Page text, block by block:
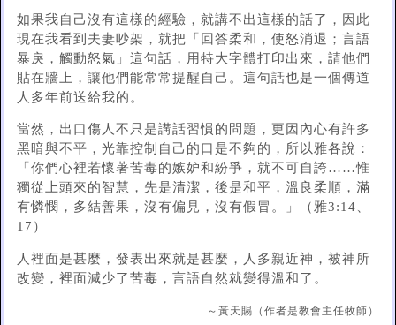
如果我自己沒有這樣的經驗，就講不出這樣的話了，因此
現在我看到夫妻吵架，就把「回答柔和，使怒消退；言語
暴戾，觸動怒氣」這句話，用特大字體打印出來，請他們
貼在牆上，讓他們能常常提醒自己。這句話也是一個傳道
人多年前送給我的。
當然，出口傷人不只是講話習慣的問題，更因內心有許多
黑暗與不平，光靠控制自己的口是不夠的，所以雅各說：
「你們心裡若懷著苦毒的嫉妒和紛爭，就不可自誇……惟
獨從上頭來的智慧，先是清潔，後是和平，溫良柔順，滿
有憐憫，多結善果，沒有偏見，沒有假冒。」（雅3:14、
17）
人裡面是甚麼，發表出來就是甚麼，人多親近神，被神所
改變，裡面減少了苦毒，言語自然就變得溫和了。
～黃天賜（作者是教會主任牧師）